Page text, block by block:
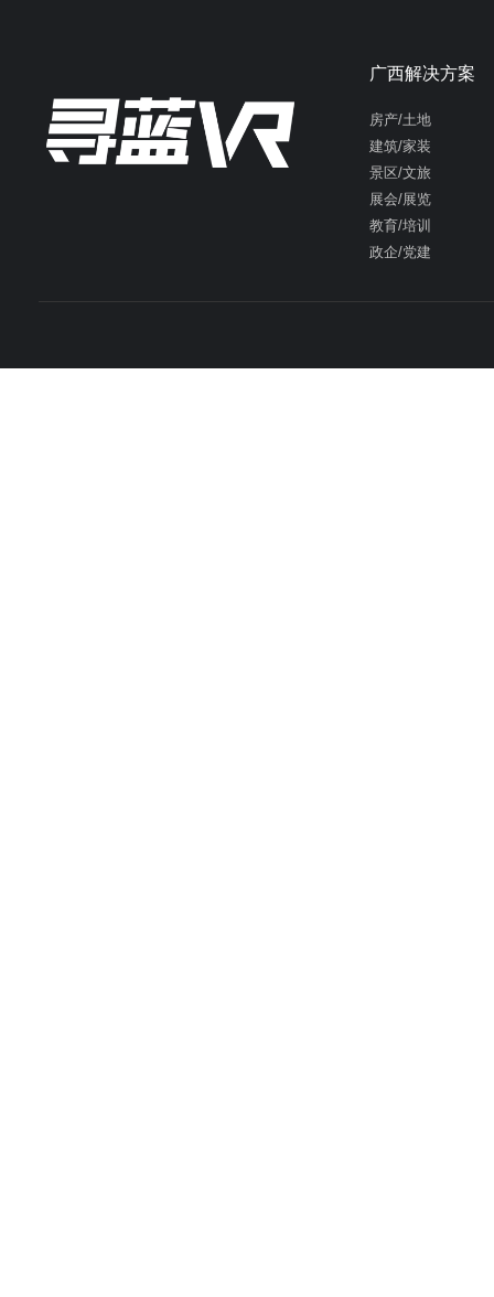
广西解决方案
房产/土地
建筑/家装
景区/文旅
展会/展览
教育/培训
政企/党建